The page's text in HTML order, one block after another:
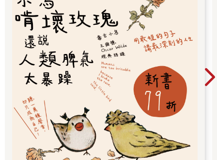
識我的時候，我就是長這樣，所以他們早就習慣我
的外表。小時候，我們一天到晚膩在一起玩。後來克里斯多福搬
去康乃狄克州的橋港，而我住在北河高地，位於曼哈頓北端，距
離他家超過一小時車程。後來薩奇瑞和亞歷斯也上學了。有趣的
是，雖然克里斯多福搬得最遠，但比起薩奇瑞和亞歷斯，我們還
比較常見面。現在他們都有新朋友了，不過，要是在路上碰到，
他們還是對我不錯，會跟我打招呼。
我也有其他朋友，不過沒像克里斯多福、薩奇瑞、亞歷斯那麼要
好。比方說，小時候，薩奇瑞和亞歷斯會邀我參加他們的生日派
對，但喬伊、伊蒙、蓋比就從來不會。艾瑪邀過我一次，不過我
好久沒看到她了。克里斯多福的生日派對，我當然都有去。或許
我太過在意生日派對了吧。
我喜歡聽媽說我出生時的故事，因為我聽了總是能大笑不已。不